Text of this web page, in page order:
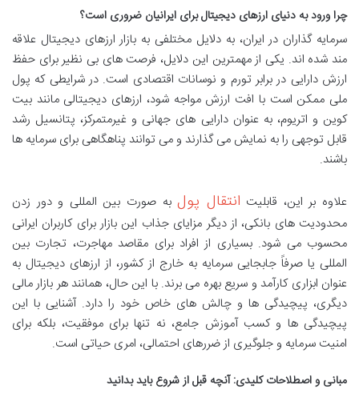
چرا ورود به دنیای ارزهای دیجیتال برای ایرانیان ضروری است؟
سرمایه گذاران در ایران، به دلایل مختلفی به بازار ارزهای دیجیتال علاقه
مند شده اند. یکی از مهمترین این دلایل، فرصت های بی نظیر برای حفظ
ارزش دارایی در برابر تورم و نوسانات اقتصادی است. در شرایطی که پول
ملی ممکن است با افت ارزش مواجه شود، ارزهای دیجیتالی مانند بیت
کوین و اتریوم، به عنوان دارایی های جهانی و غیرمتمرکز، پتانسیل رشد
قابل توجهی را به نمایش می گذارند و می توانند پناهگاهی برای سرمایه ها
باشند.
علاوه بر این، قابلیت انتقال پولبه صورت بین المللی و دور زدن
محدودیت های بانکی، از دیگر مزایای جذاب این بازار برای کاربران ایرانی
محسوب می شود. بسیاری از افراد برای مقاصد مهاجرت، تجارت بین
المللی یا صرفاً جابجایی سرمایه به خارج از کشور، از ارزهای دیجیتال به
عنوان ابزاری کارآمد و سریع بهره می برند. با این حال، همانند هر بازار مالی
دیگری، پیچیدگی ها و چالش های خاص خود را دارد. آشنایی با این
پیچیدگی ها و کسب آموزش جامع، نه تنها برای موفقیت، بلکه برای
امنیت سرمایه و جلوگیری از ضررهای احتمالی، امری حیاتی است.
مبانی و اصطلاحات کلیدی: آنچه قبل از شروع باید بدانید